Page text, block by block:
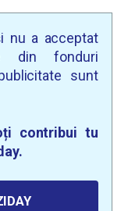
nu a acceptat
din fonduri
sunt
contribui tu